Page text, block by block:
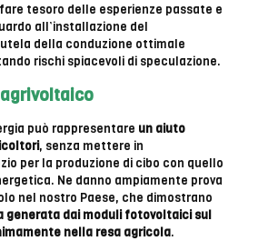
tesoro delle esperienze passate e
all’installazione del
della conduzione ottimale
rischi spiacevoli di speculazione.
può rappresentare un aiuto
, senza mettere in
per la produzione di cibo con quello
Ne danno ampiamente prova
nel nostro Paese, che dimostrano
generata dai moduli fotovoltaici sul
nella resa agricola.